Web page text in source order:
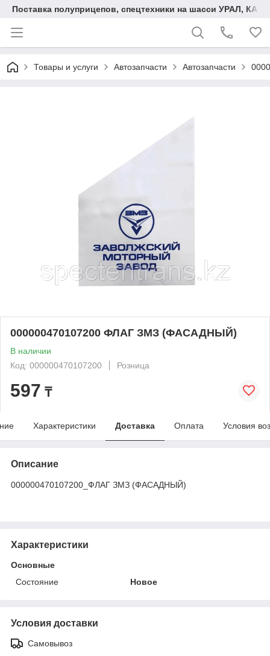
Поставка полуприцепов, спецтехники на шасси УРАЛ,
Товары и услуги Автозапчасти Автозапчасти
000000470107200 ФЛАГ ЗМЗ (ФАСАДНЫЙ)
В наличии
Код: 000000470107200
Розница
597 ₸
Характеристики Доставка Оплата Условия
Описание
000000470107200_ФЛАГ ЗМЗ (ФАСАДНЫЙ)
Характеристики
Основные
Состояние
Новое
Условия доставки
Самовывоз